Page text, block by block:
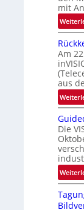
mit
Am
aus
Die